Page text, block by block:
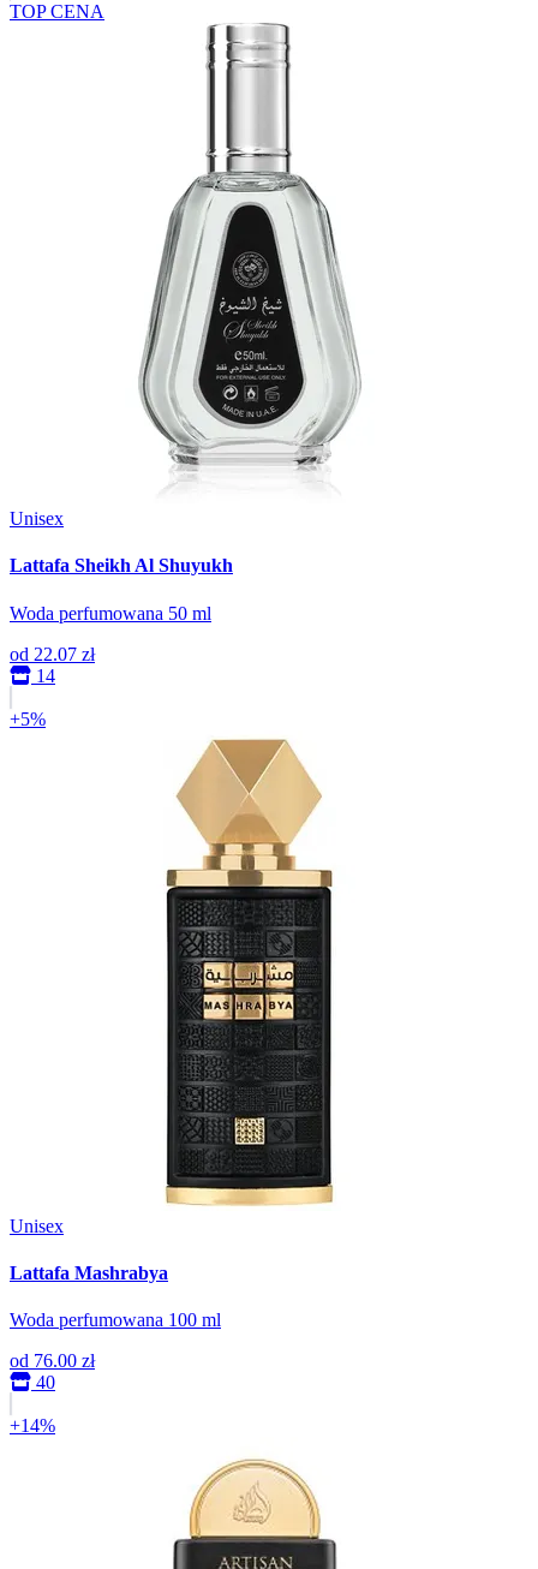
TOP CENA
Unisex
Lattafa Sheikh Al Shuyukh
Woda perfumowana 50 ml
od 22.07 zł
14
+5%
Unisex
Lattafa Mashrabya
Woda perfumowana 100 ml
od 76.00 zł
40
+14%